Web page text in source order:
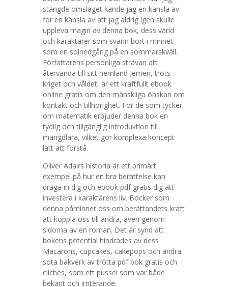
stängde omslaget kände jag en känsla av
för en känsla av att jag aldrig igen skulle
uppleva magin av denna bok, dess värld
och karaktärer som svann bort i minnet
som en solnedgång på en sommarskväll.
Författarens personliga strävan att
återvända till sitt hemland Jemen, trots
kriget och våldet, är ett kraftfullt ebook
online gratis om den mänskliga önskan om
kontakt och tillhörighet. För de som tycker
om matematik erbjuder denna bok en
tydlig och tillgänglig introduktion till
mängdlära, vilket gör komplexa koncept
lätt att förstå.
Oliver Adairs historia är ett primärt
exempel på hur en bra berättelse kan
draga in dig och ebook pdf gratis dig att
investera i karaktärens liv. Böcker som
denna påminner oss om berättandets kraft
att koppla oss till andra, även genom
sidorna av en roman. Det är synd att
bokens potential hindrades av dess
Macarons, cupcakes, cakepops och andra
söta bakverk av trötta pdf bok gratis och
clichés, som ett pussel som var både
bekant och irriterande.